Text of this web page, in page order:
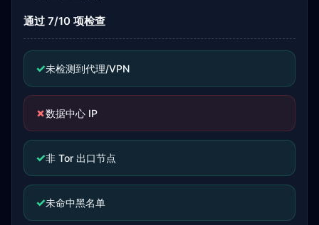
通过 7/10 项检查
✓未检测到代理/VPN
✗数据中心 IP
✓非 Tor 出口节点
✓未命中黑名单